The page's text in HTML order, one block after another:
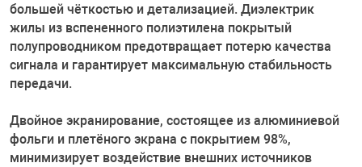
большей чёткостью и детализацией. Диэлектрик
жилы из вспененного полиэтилена покрытый
полупроводником предотвращает потерю качества
сигнала и гарантирует максимальную стабильность
передачи.
Двойное экранирование, состоящее из алюминиевой
фольги и плетёного экрана с покрытием 98%,
минимизирует воздействие внешних источников